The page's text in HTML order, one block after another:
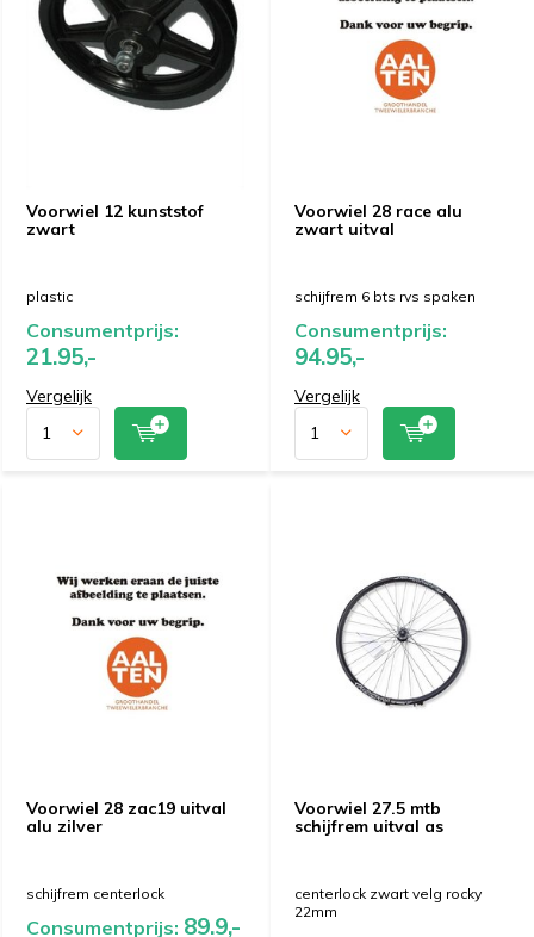
Voorwiel 12 kunststof
zwart
plastic
Consumentprijs:
21.95,-
Vergelijk
Voorwiel 28 race alu
zwart uitval
schijfrem 6 bts rvs spaken
Consumentprijs:
94.95,-
Vergelijk
Voorwiel 28 zac19 uitval
alu zilver
schijfrem centerlock
Consumentprijs: 89.9,-
Voorwiel 27.5 mtb
schijfrem uitval as
centerlock zwart velg rocky
22mm